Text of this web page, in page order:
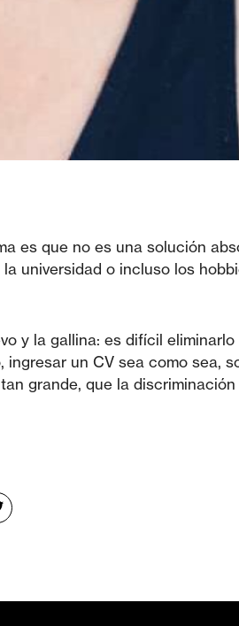
es que no es una solución
universidad o incluso los
y la gallina: es difícil
un CV sea como sea,
grande, que la